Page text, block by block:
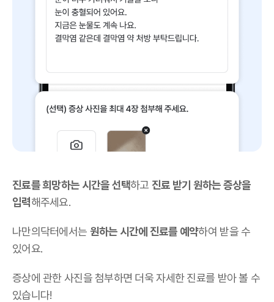
진료를 희망하는 시간을 선택하고 진료 받기 원하는 증상을
입력해주세요.
나만의닥터에서는 원하는 시간에 진료를 예약하여 받을 수
있어요.
증상에 관한 사진을 첨부하면 더욱 자세한 진료를 받아 볼 수
있습니다!